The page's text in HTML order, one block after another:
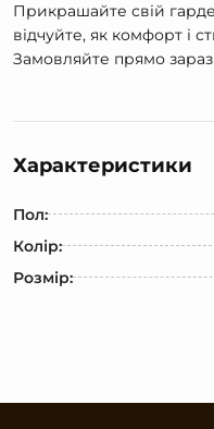
Прикрашайте свій
відчуйте, як комфорт і
Замовляйте прямо зараз
Характеристики
Пол:
Колір:
Розмір: